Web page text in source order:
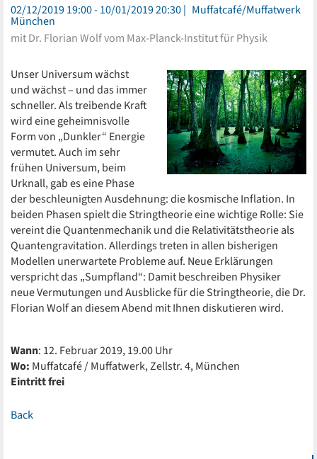
02/12/2019 19:00 - 10/01/2019 20:30 Muffatcafé/Muffatwerk
München
mit Dr. Florian Wolf vom Max-Planck-Institut für Physik
Unser Universum wächst
und wächst – und das immer
schneller. Als treibende Kraft
wird eine geheimnisvolle
Form von „Dunkler“ Energie
vermutet. Auch im sehr
frühen Universum, beim
Urknall, gab es eine Phase
der beschleunigten Ausdehnung: die kosmische Inflation. In
beiden Phasen spielt die Stringtheorie eine wichtige Rolle: Sie
vereint die Quantenmechanik und die Relativitätstheorie als
Quantengravitation. Allerdings treten in allen bisherigen
Modellen unerwartete Probleme auf. Neue Erklärungen
verspricht das „Sumpfland“: Damit beschreiben Physiker
neue Vermutungen und Ausblicke für die Stringtheorie, die Dr.
Florian Wolf an diesem Abend mit Ihnen diskutieren wird.
Wann: 12. Februar 2019, 19.00 Uhr
Wo: Muffatcafé / Muffatwerk, Zellstr. 4, München
Eintritt frei
Back